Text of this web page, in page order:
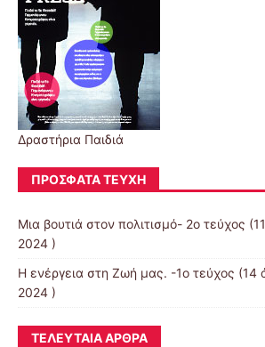
Δραστήρια Παιδιά
ΠΡΌΣΦΑΤΑ ΤΕΎΧΗ
Μια βουτιά στον πολιτισμό- 2ο τεύχος
2024 )
Η ενέργεια στη Ζωή μας. -1ο τεύχος (14
2024 )
ΤΕΛΕΥΤΑΊΑ ΆΡΘΡΑ